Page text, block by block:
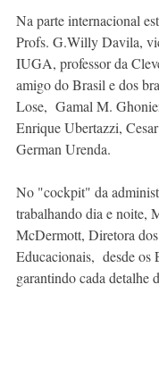
Na parte internacional
Profs. G.Willy Davila,
IUGA, professor da
amigo do Brasil e dos
Lose,  Gamal M.
Enrique Ubertazzi,
German Urenda.
No "cockpit" da
trabalhando dia e noite,
McDermott, Diretora
Educacionais,  desde os
garantindo cada detalhe